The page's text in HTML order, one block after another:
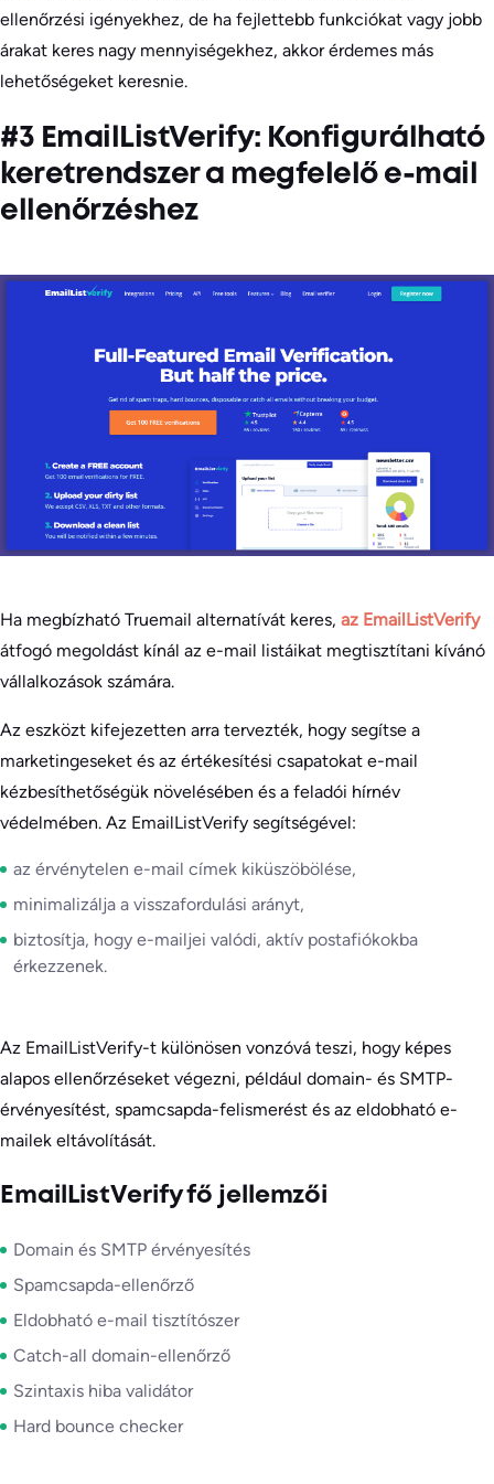
ellenőrzési igényekhez, de ha fejlettebb funkciókat vagy jobb
árakat keres nagy mennyiségekhez, akkor érdemes más
lehetőségeket keresnie.
#3 EmailListVerify: Konfigurálható
keretrendszer a megfelelő e-mail
ellenőrzéshez
Ha megbízható Truemail alternatívát keres, az EmailListVerify
átfogó megoldást kínál az e-mail listáikat megtisztítani kívánó
vállalkozások számára.
Az eszközt kifejezetten arra tervezték, hogy segítse a
marketingeseket és az értékesítési csapatokat e-mail
kézbesíthetőségük növelésében és a feladói hírnév
védelmében. Az EmailListVerify segítségével:
az érvénytelen e-mail címek kiküszöbölése,
minimalizálja a visszafordulási arányt,
biztosítja, hogy e-mailjei valódi, aktív postafiókokba
érkezzenek.
Az EmailListVerify-t különösen vonzóvá teszi, hogy képes
alapos ellenőrzéseket végezni, például domain- és SMTP-
érvényesítést, spamcsapda-felismerést és az eldobható e-
mailek eltávolítását.
EmailListVerify fő jellemzői
Domain és SMTP érvényesítés
Spamcsapda-ellenőrző
Eldobható e-mail tisztítószer
Catch-all domain-ellenőrző
Szintaxis hiba validátor
Hard bounce checker